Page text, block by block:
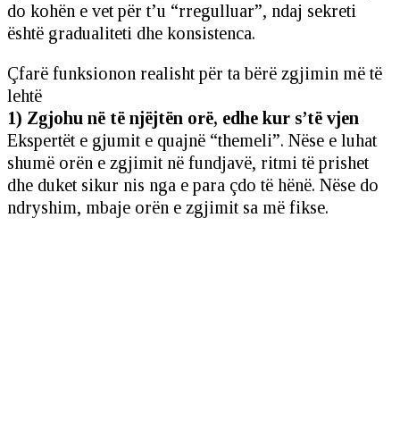
do kohën e vet për t’u “rregulluar”, ndaj sekreti
është gradualiteti dhe konsistenca.
Çfarë funksionon realisht për ta bërë zgjimin më të
lehtë
1) Zgjohu në të njëjtën orë, edhe kur s’të vjen
Ekspertët e gjumit e quajnë “themeli”. Nëse e luhat
shumë orën e zgjimit në fundjavë, ritmi të prishet
dhe duket sikur nis nga e para çdo të hënë. Nëse do
ndryshim, mbaje orën e zgjimit sa më fikse.